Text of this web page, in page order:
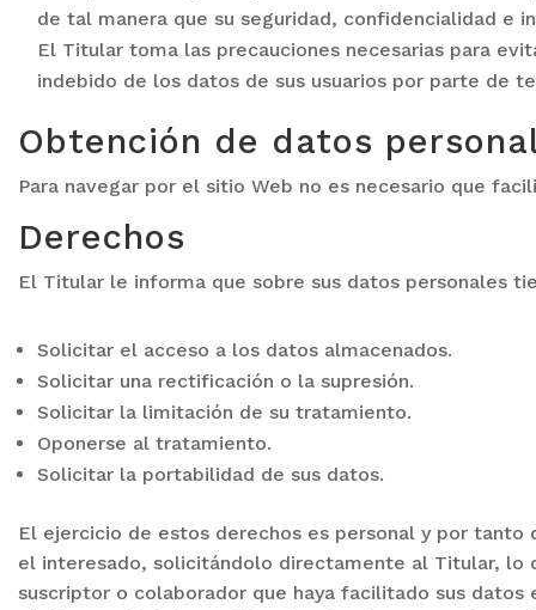
de tal manera que su seguridad, confidencialidad e
El Titular toma las precauciones necesarias para
indebido de los datos de sus usuarios por parte de
Obtención de datos
Para navegar por el sitio Web no es necesario que
Derechos
El Titular le informa que sobre sus datos personales
Solicitar el acceso a los datos almacenados.
Solicitar una rectificación o la supresión.
Solicitar la limitación de su tratamiento.
Oponerse al tratamiento.
Solicitar la portabilidad de sus datos.
El ejercicio de estos derechos es personal y por
el interesado, solicitándolo directamente al Titular, lo
suscriptor o colaborador que haya facilitado sus